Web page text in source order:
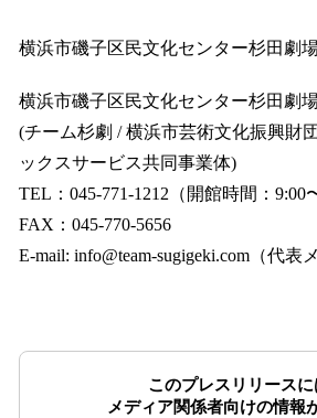
横浜市磯子区民文化センター杉田劇
横浜市磯子区民文化センター杉田劇
(チーム杉劇 / 横浜市芸術文化振興財
ックスサービス共同事業体)
TEL：045-771-1212（開館時間：9:00
FAX：045-770-5656
E-mail: info@team-sugigeki.com（代表
このプレスリリースに
メディア関係者向けの情報